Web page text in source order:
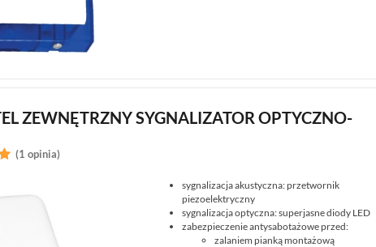
ZEWNĘTRZNY SYGNALIZATOR OPTYCZNO-
(1 opinia)
sygnalizacja akustyczna: przetwornik
piezoelektryczny
sygnalizacja optyczna: superjasne diody LED
zabezpieczenie antysabotażowe przed:
zalaniem pianką montażową